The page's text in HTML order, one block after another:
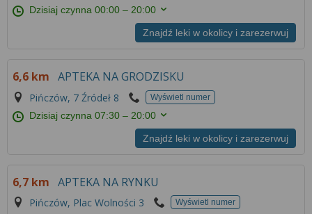
Dzisiaj czynna00:00 – 20:00
Znajdź leki w okolicy i zarezerwuj
6,6 km APTEKA NA GRODZISKU
Pińczów, 7 Źródeł 8 Wyświetl numer
Dzisiaj czynna07:30 – 20:00
Znajdź leki w okolicy i zarezerwuj
6,7 km APTEKA NA RYNKU
Pińczów, Plac Wolności 3 Wyświetl numer